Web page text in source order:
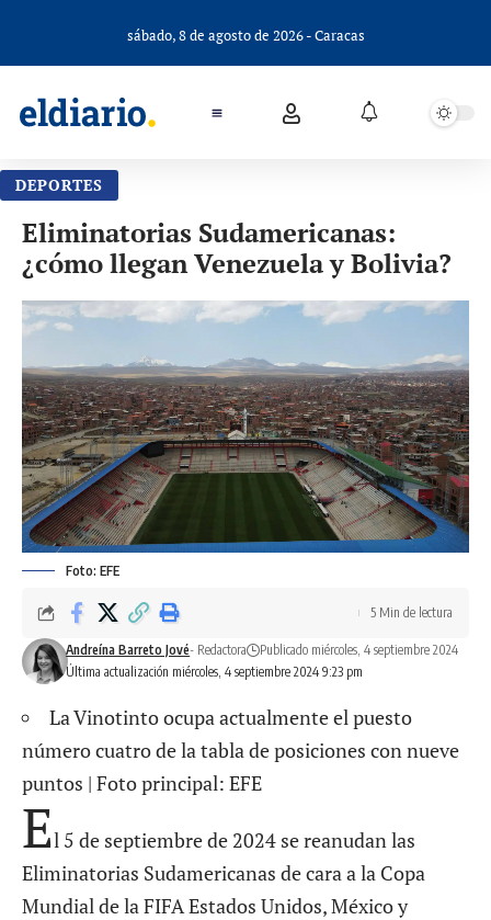
sábado, 8 de agosto de 2026 - Caracas
DEPORTES
Eliminatorias Sudamericanas:
¿cómo llegan Venezuela y Bolivia?
Foto: EFE
Última actualización miércoles, 4 septiembre 2024 9:23 pm
Andreína Barreto Jové- Redactora Publicado miércoles, 4 septiembre 2024
5 Min de lectura
La Vinotinto ocupa actualmente el puesto
número cuatro de la tabla de posiciones con nueve
puntos | Foto principal: EFE
El 5 de septiembre de 2024 se reanudan las
Eliminatorias Sudamericanas de cara a la Copa
Mundial de la FIFA Estados Unidos, México y